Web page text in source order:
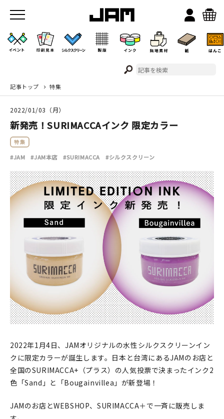
JAMのこと
お店/ワークスペース
イベント
印刷見本
シルクスクリーン
無地素材
紙
本
文房具
雑貨
記事トップ 特集
2022/01/03（月）
新発売！SURIMACCAインク 限定カラー
特集
#JAM #JAM本店 #SURIMACCA #シルクスクリーン
2022年1月4日、JAMオリジナルの水性シルクスクリーンイン
クに限定カラーが誕生します。日本と台湾にあるJAMのお店と
全国のSURIMACCA+（プラス）の人気投票で決まったインク2
色「Sand」と「Bougainvillea」が新登場！
JAMのお店とWEBSHOP、SURIMACCA＋で一斉に販売しま